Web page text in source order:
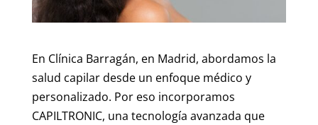
En Clínica Barragán, en Madrid, abordamos la
salud capilar desde un enfoque médico y
personalizado. Por eso incorporamos
CAPILTRONIC, una tecnología avanzada que